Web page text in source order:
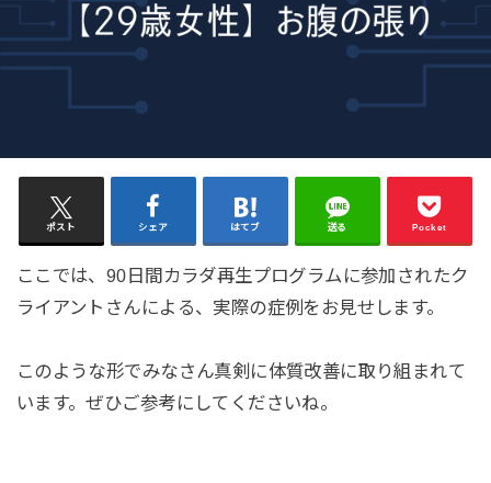
ポスト シェア はてブ 送る Pocket
ここでは、90日間カラダ再生プログラムに参加されたク
ライアントさんによる、実際の症例をお見せします。
このような形でみなさん真剣に体質改善に取り組まれて
います。ぜひご参考にしてくださいね。